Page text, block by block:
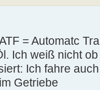
= Automatc
Ich weiß nicht
Ich fahre
Getriebe